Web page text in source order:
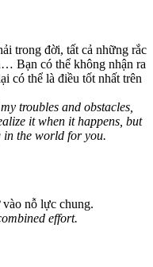
trong đời, tất cả những rắc
Bạn có thể không nhận ra
có thể là điều tốt nhất trên
troubles and obstacles,
it when it happens, but
in the world for you.
nỗ lực chung.
effort.